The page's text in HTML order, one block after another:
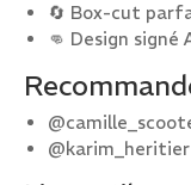
🔄 Box-cut
👊 Design
@karim_heritier